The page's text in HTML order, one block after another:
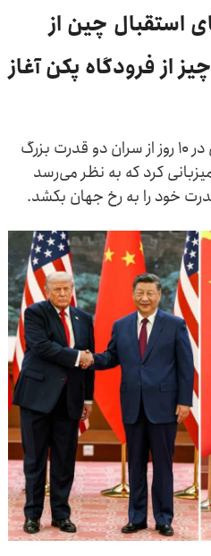
استقبال چین از
از فرودگاه پکن آغاز
رئیس جمهوری چین در حالی در ۱۰ روز از سران دو قدرت بزرگ
کرد که به نظر می‌رسد
خود را به رخ جهان بکشد.